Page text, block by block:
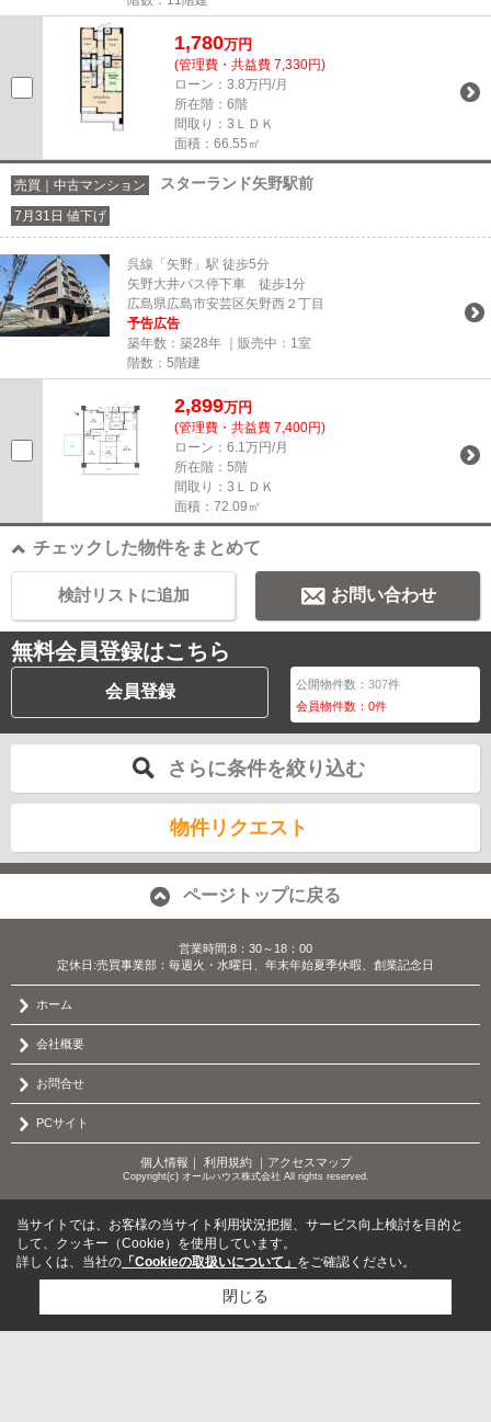
1,780万円
(管理費・共益費 7,330円)
ローン：3.8万円/月
所在階：6階
間取り：3ＬＤＫ
面積：66.55㎡
売買｜中古マンション スターランド矢野駅前
7月31日 値下げ
呉線「矢野」駅 徒歩5分
矢野大井バス停下車 徒歩1分
広島県広島市安芸区矢野西２丁目
予告広告
築年数：築28年 ｜販売中： 1室
階数：5階建
2,899万円
(管理費・共益費 7,400円)
ローン：6.1万円/月
所在階：5階
間取り：3ＬＤＫ
面積：72.09㎡
チェックした物件をまとめて
お問い合わせ
検討リストに追加
無料会員登録はこちら
会員登録 公開物件数：307件
会員物件数：0件
さらに条件を絞り込む
物件リクエスト
ページトップに戻る
営業時間:8：30～18：00
定休日:売買事業部：毎週火・水曜日、年末年始夏季休暇、創業記念日
ホーム
会社概要
お問合せ
PCサイト
個人情報 ｜ 利用規約｜ アクセスマップ
Copyright(c) オールハウス株式会社 All rights reserved.
当サイトでは、お客様の当サイト利用状況把握、サービス向上検討を目的と
して、クッキー（Cookie）を使用しています。
詳しくは、当社の 「Cookieの取扱いについて」 をご確認ください。
閉じる